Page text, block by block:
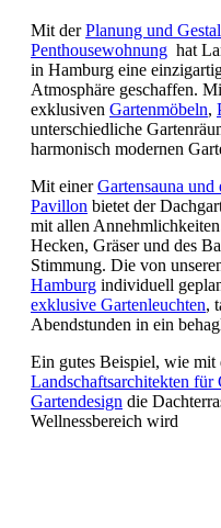
Mit derPlanung und
Penthousewohnung hat
in Hamburg eine
Atmosphäre geschaffen.
exklusiven Gartenmöbeln,
unterschiedliche
harmonisch modernen
Mit einerGartensauna und
Pavillon bietet der
mit allen
Hecken, Gräser und des
Stimmung. Die von
Hamburg individuell
exklusive Gartenleuchten,
Abendstunden in ein
Ein gutes Beispiel, wie mit
Landschaftsarchitekten für
Gartendesign die
Wellnessbereich wird